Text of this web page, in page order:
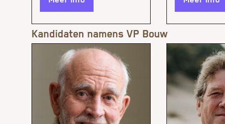
Kandidaten namens VP Bouw